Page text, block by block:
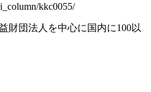
kkc0055/
財団法人を中心に国内に100以